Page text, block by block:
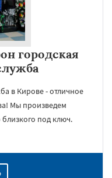
городская
в Кирове - отличное
Мы произведем
под ключ.